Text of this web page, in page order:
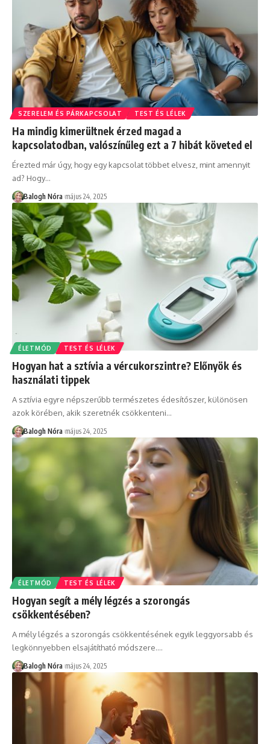
SZERELEM ÉS PÁRKAPCSOLAT TEST ÉS LÉLEK
Ha mindig kimerültnek érzed magad a
kapcsolatodban, valószínűleg ezt a 7 hibát követed el
Érezted már úgy, hogy egy kapcsolat többet elvesz, mint amennyit
ad? Hogy…
Balogh Nóra május 24, 2025
ÉLETMÓD TEST ÉS LÉLEK
Hogyan hat a sztívia a vércukorszintre? Előnyök és
használati tippek
A sztívia egyre népszerűbb természetes édesítőszer, különösen
azok körében, akik szeretnék csökkenteni…
Balogh Nóra május 24, 2025
ÉLETMÓD TEST ÉS LÉLEK
Hogyan segít a mély légzés a szorongás
csökkentésében?
A mély légzés a szorongás csökkentésének egyik leggyorsabb és
legkönnyebben elsajátítható módszere.…
Balogh Nóra május 24, 2025